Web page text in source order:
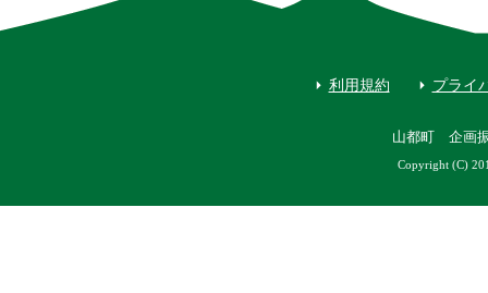
利用規約 プライ
山都町 企画
Copyright (C)